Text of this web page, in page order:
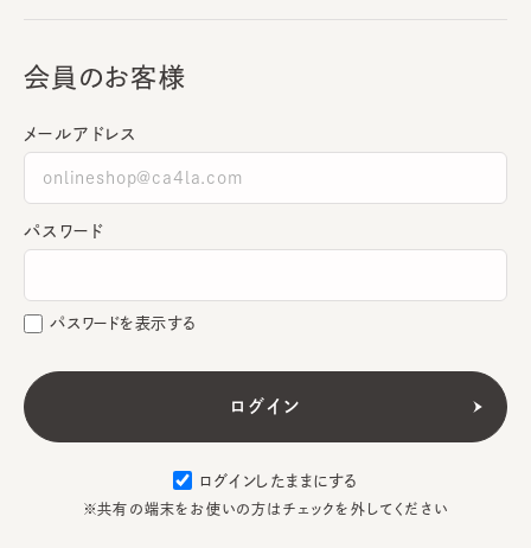
会員のお客様
メールアドレス
パスワード
パスワードを表示する
ログインしたままにする
※共有の端末をお使いの方はチェックを外してください